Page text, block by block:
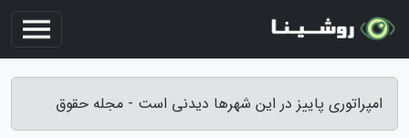
امپراتوری پاییز در این شهرها دیدنی است - مجله حقوق